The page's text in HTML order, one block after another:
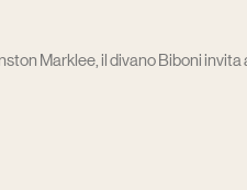
Marklee, il divano Biboni invita